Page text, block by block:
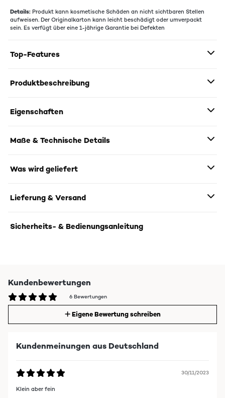
Details: Produkt kann kosmetische Schäden an nicht sichtbaren Stellen
aufweisen. Der Originalkarton kann leicht beschädigt oder umverpackt
sein. Es verfügt über eine 1-jährige Garantie bei Defekten
Top-Features
Produktbeschreibung
Eigenschaften
Maße & Technische Details
Was wird geliefert
Lieferung & Versand
Sicherheits- & Bedienungsanleitung
Kundenbewertungen
6 Bewertungen
Eigene Bewertung schreiben
Kundenmeinungen aus Deutschland
30/11/2023
Klein aber fein